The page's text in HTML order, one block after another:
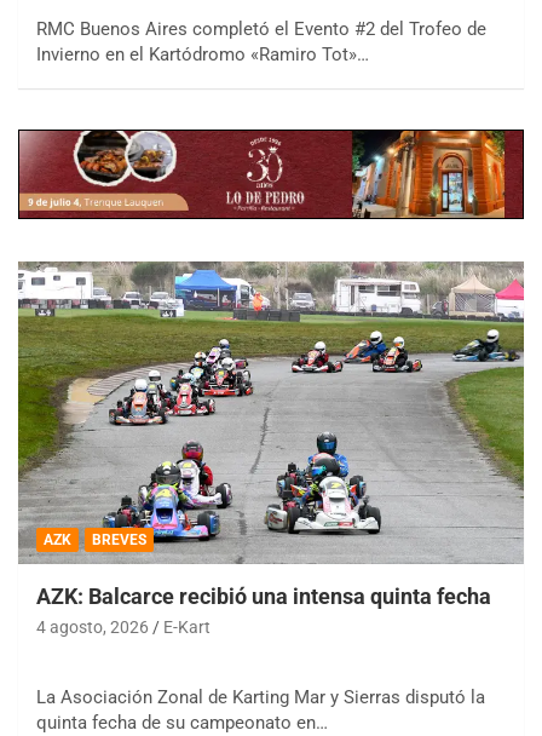
RMC Buenos Aires completó el Evento #2 del Trofeo de
Invierno en el Kartódromo «Ramiro Tot»…
AZK BREVES
AZK: Balcarce recibió una intensa quinta fecha
4 agosto, 2026 E-Kart
La Asociación Zonal de Karting Mar y Sierras disputó la
quinta fecha de su campeonato en…